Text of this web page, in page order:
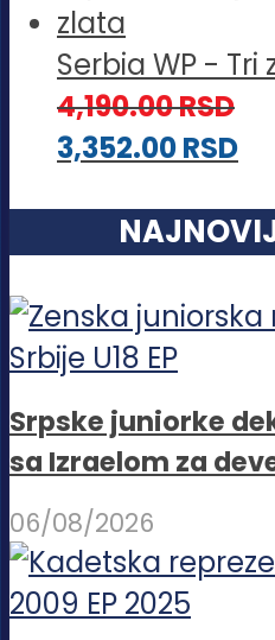
Serbia WP - Tri
4,190.00RSD
3,352.00RSD
Srpske juniorke
sa Izraelom za
06/08/2026